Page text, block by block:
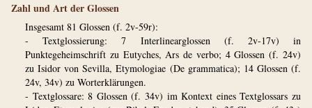
Zahl und Art der Glossen
Insgesamt 81 Glossen (f. 2v-59r):
- Textglossierung: 7 Interlinearglossen (f. 2v-17v) in
Punktegeheimschrift zu Eutyches, Ars de verbo; 4 Glossen (f. 24v)
zu Isidor von Sevilla, Etymologiae (De grammatica); 14 Glossen (f.
24v, 34v) zu Worterklärungen.
- Textglossare: 8 Glossen (f. 34v) im Kontext eines Textglossars zu